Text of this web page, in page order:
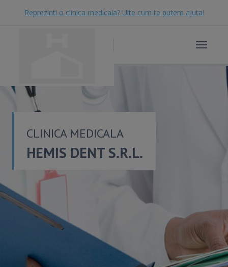
Reprezinti o clinica medicala? Uite cum te putem ajuta!
Toggle
CLINICA MEDICALA
HEMIS DENT S.R.L.